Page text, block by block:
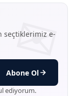
seçtiklerimiz e-
Abone Ol
ediyorum.